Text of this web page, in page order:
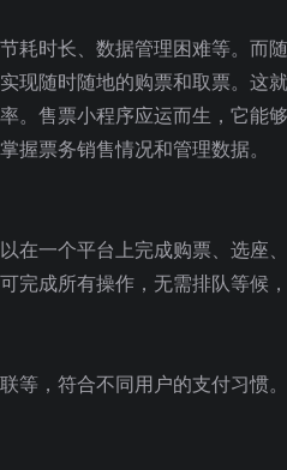
耗时长、数据管理困难等。而
现随时随地的购票和取票。这
。售票小程序应运而生，它能
票务销售情况和管理数据。
在一个平台上完成购票、选座
完成所有操作，无需排队等候
等，符合不同用户的支付习惯